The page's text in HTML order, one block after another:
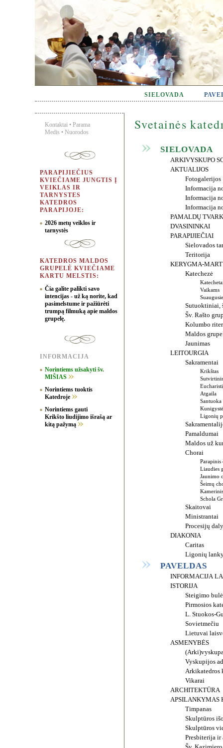
SIELOVADA
Kontaktai • Parama
Medis • Nuorodos
PARAPIJIEČIUS
KVIEČIAME JUNGTIS Į
VEIKLAS IR
TARNYSTES
KATEDROS
PARAPIJOJE:
2026 metų veiklos ir
tarnystės
KATEDROS MALDOS
GRUPELĖ KVIEČIAME
KARTU MELSTIS:
Čia galite palikti savo
intencijas - už ką norite, kad
pasimelstume ir pažiūrėti
trumpą filmuką apie maldos
grupelę.
INFORMACIJA
Norintiems užsakyti šv.
MIŠIAS
Norintiems tuoktis
Katedroje
Norintiems gauti
Krikšto liudijimo išrašą ar
kitą pažymą
Svetainės
SIELOVADA
ARKIVYSKUPO
AKTUALIJOS
Fotogalerijos
Informacija
Informacija
Informacija
PAMALDŲ
DVASININKAI
PARAPIJIEČIAI
Sielovados
Teritorija
KERYGMA-
Katechezė
Vaikams
Sutuoktiniai,
Šv. Rašto
Kolumbo
Maldos
Jaunimas
LEITOURGIA
Sakramentai
Krikštas
Atgaila
Santuoka
Kunigystė
Ligonių
Pamaldumai
Maldos už
Chorai
Parapinis
Liaudies
Jaunimo
Šeimų
Schola
Skaitovai
Ministrantai
Procesijų
DIAKONIA
Caritas
Ligonių
PAVELDAS
INFORMACIJA
ISTORIJA
Steigimo bulė
Pirmosios
L. Stuokos-
Sovietmečiu
Lietuvai
ASMENYBĖS
Vyskupijos
Arkikatedros
Vikarai
ARCHITEKTŪRA
APSILANKYMAS
Timpanas
Skulptūros
Skulptūros
Presbiterija ir